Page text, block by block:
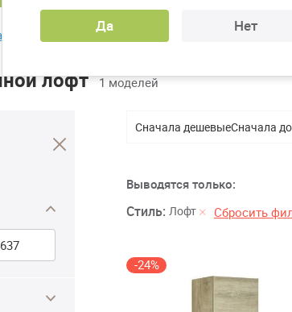
Да Нет
Шкафы для ванной
лофт 1 моделей
Сначала дешевыеСначала
Выводятся только:
Стиль: Лофт Сбросить
-24%